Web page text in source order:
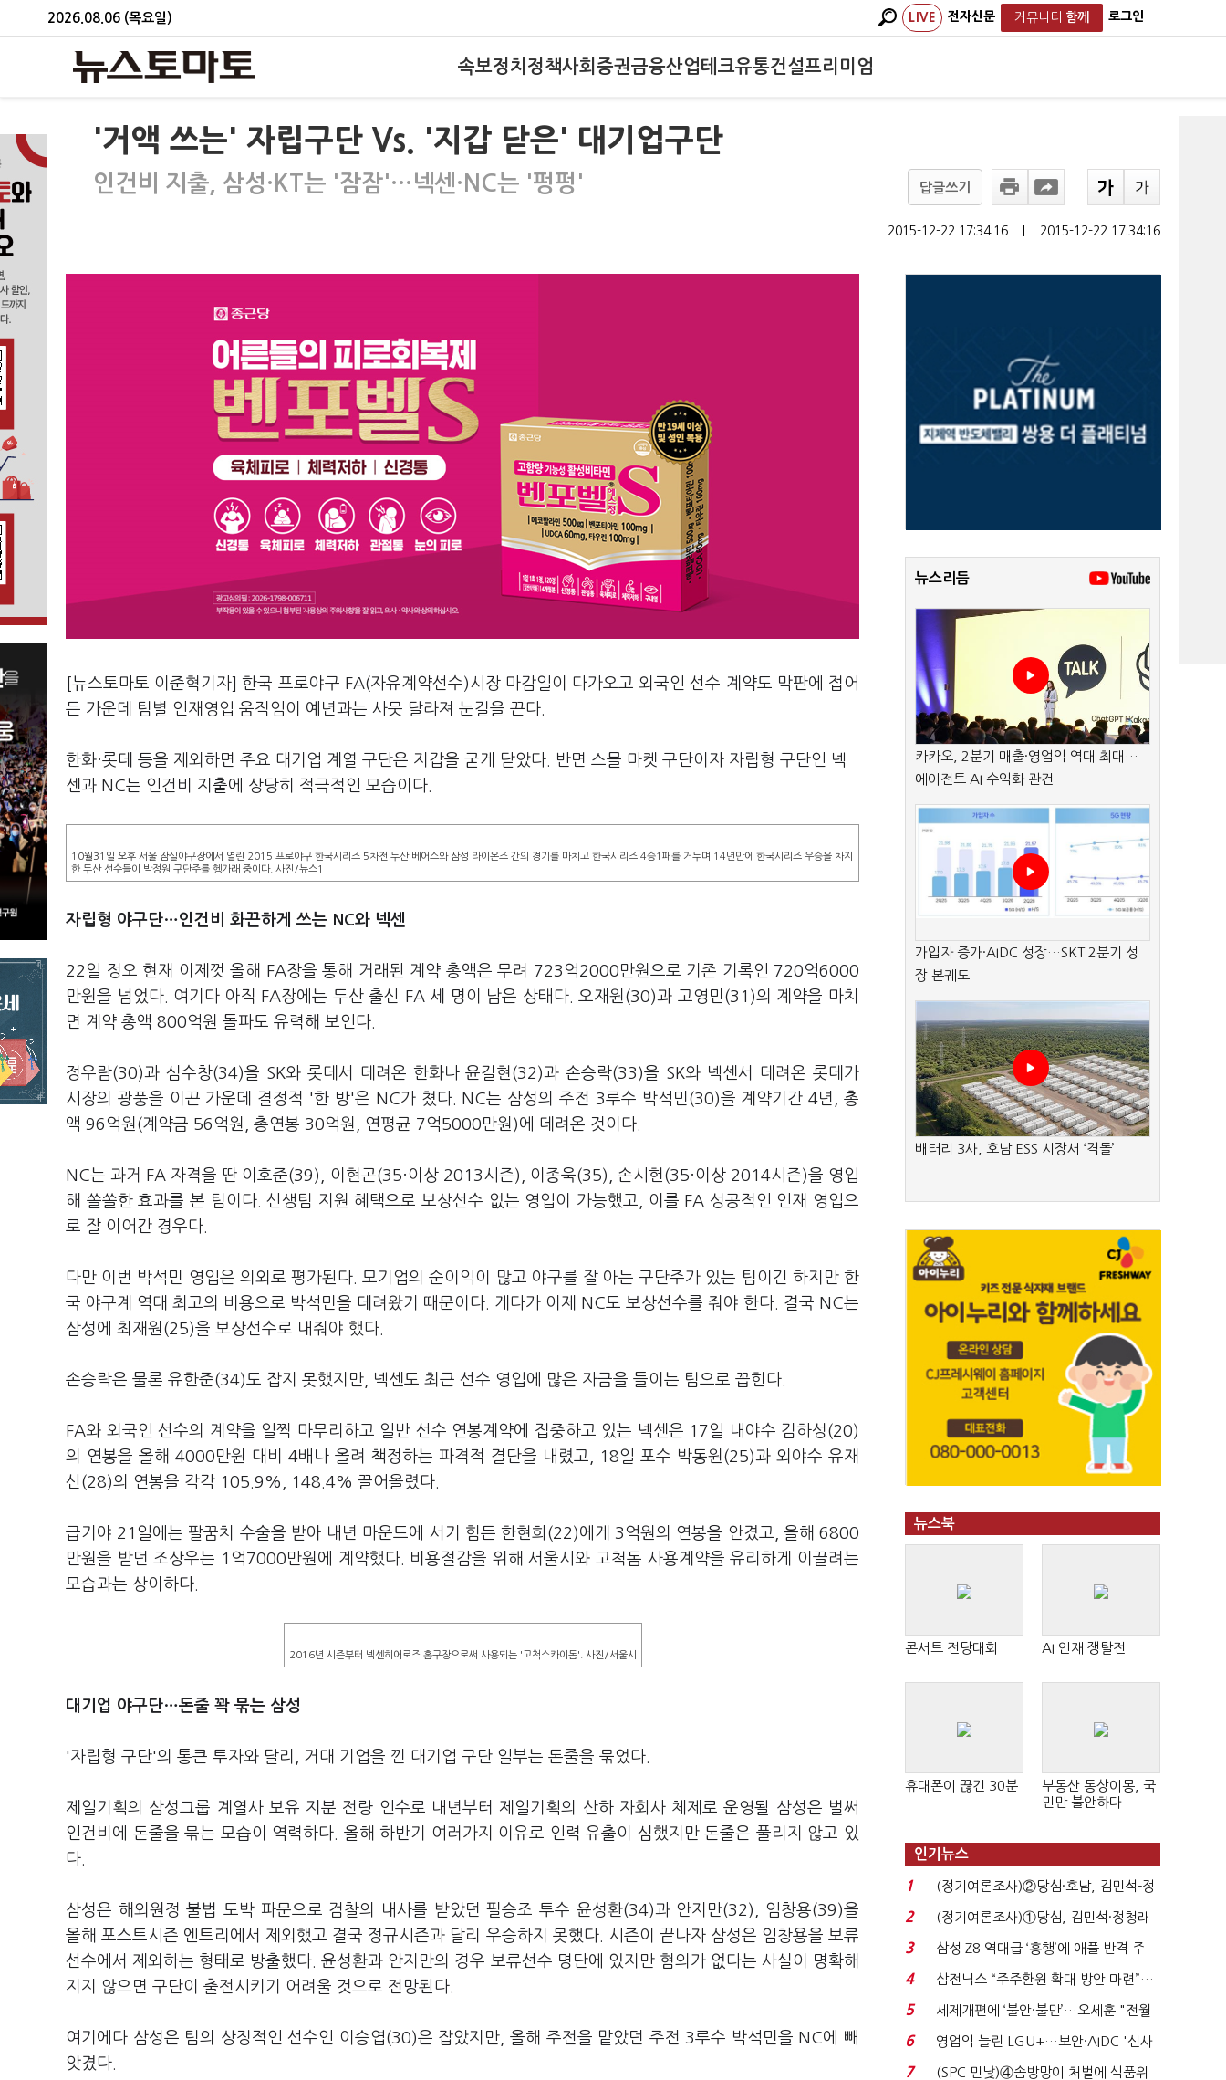
2026.08.06 (목요일) LIVE 전자신문 커뮤니티 함께 로그인
속보정치 정책사회 증권금융산업테크유통건설프리미엄
'거액 쓰는' 자립구단 Vs. '지갑 닫은' 대기업구단
인건비 지출, 삼성·KT는 '잠잠'…넥센·NC는 '펑펑' 답글쓰기
2015-12-22 17:34:16 2015-12-22 17:34:16
[뉴스토마토 이준혁기자] 한국 프로야구 FA(자유계약선수)시장 마감일이 다가오고 외국인 선수 계약도 막판에 접어
든 가운데 팀별 인재영입 움직임이 예년과는 사뭇 달라져 눈길을 끈다.
한화·롯데 등을 제외하면 주요 대기업 계열 구단은 지갑을 굳게 닫았다. 반면 스몰 마켓 구단이자 자립형 구단인 넥
센과 NC는 인건비 지출에 상당히 적극적인 모습이다.
10월31일 오후 서울 잠실야구장에서 열린 2015 프로야구 한국시리즈 5차전 두산 베어스와 삼성 라이온즈 간의 경기를 마치고 한국시리즈 4승1패를 거두며 14년만에 한국시리즈 우승을 차지
한 두산 선수들이 박정원 구단주를 헹가래 중이다. 사진/뉴스1
자립형 야구단…인건비 화끈하게 쓰는 NC와 넥센
22일 정오 현재 이제껏 올해 FA장을 통해 거래된 계약 총액은 무려 723억2000만원으로 기존 기록인 720억6000
만원을 넘었다. 여기다 아직 FA장에는 두산 출신 FA 세 명이 남은 상태다. 오재원(30)과 고영민(31)의 계약을 마치
면 계약 총액 800억원 돌파도 유력해 보인다.
정우람(30)과 심수창(34)을 SK와 롯데서 데려온 한화나 윤길현(32)과 손승락(33)을 SK와 넥센서 데려온 롯데가
시장의 광풍을 이끈 가운데 결정적 '한 방'은 NC가 쳤다. NC는 삼성의 주전 3루수 박석민(30)을 계약기간 4년, 총
액 96억원(계약금 56억원, 총연봉 30억원, 연평균 7억5000만원)에 데려온 것이다.
NC는 과거 FA 자격을 딴 이호준(39), 이현곤(35·이상 2013시즌), 이종욱(35), 손시헌(35·이상 2014시즌)을 영입
해 쏠쏠한 효과를 본 팀이다. 신생팀 지원 혜택으로 보상선수 없는 영입이 가능했고, 이를 FA 성공적인 인재 영입으
로 잘 이어간 경우다.
다만 이번 박석민 영입은 의외로 평가된다. 모기업의 순이익이 많고 야구를 잘 아는 구단주가 있는 팀이긴 하지만 한
국 야구계 역대 최고의 비용으로 박석민을 데려왔기 때문이다. 게다가 이제 NC도 보상선수를 줘야 한다. 결국 NC는
삼성에 최재원(25)을 보상선수로 내줘야 했다.
손승락은 물론 유한준(34)도 잡지 못했지만, 넥센도 최근 선수 영입에 많은 자금을 들이는 팀으로 꼽힌다.
FA와 외국인 선수의 계약을 일찍 마무리하고 일반 선수 연봉계약에 집중하고 있는 넥센은 17일 내야수 김하성(20)
의 연봉을 올해 4000만원 대비 4배나 올려 책정하는 파격적 결단을 내렸고, 18일 포수 박동원(25)과 외야수 유재
신(28)의 연봉을 각각 105.9%, 148.4% 끌어올렸다.
급기야 21일에는 팔꿈치 수술을 받아 내년 마운드에 서기 힘든 한현희(22)에게 3억원의 연봉을 안겼고, 올해 6800
만원을 받던 조상우는 1억7000만원에 계약했다. 비용절감을 위해 서울시와 고척돔 사용계약을 유리하게 이끌려는
모습과는 상이하다.
2016년 시즌부터 넥센히어로즈 홈구장으로써 사용되는 '고척스카이돔'. 사진/서울시
대기업 야구단…돈줄 꽉 묶는 삼성
'자립형 구단'의 통큰 투자와 달리, 거대 기업을 낀 대기업 구단 일부는 돈줄을 묶었다.
제일기획의 삼성그룹 계열사 보유 지분 전량 인수로 내년부터 제일기획의 산하 자회사 체제로 운영될 삼성은 벌써
인건비에 돈줄을 묶는 모습이 역력하다. 올해 하반기 여러가지 이유로 인력 유출이 심했지만 돈줄은 풀리지 않고 있
다.
삼성은 해외원정 불법 도박 파문으로 검찰의 내사를 받았던 필승조 투수 윤성환(34)과 안지만(32), 임창용(39)을
올해 포스트시즌 엔트리에서 제외했고 결국 정규시즌과 달리 우승하지 못했다. 시즌이 끝나자 삼성은 임창용을 보류
선수에서 제외하는 형태로 방출했다. 윤성환과 안지만의 경우 보류선수 명단에 있지만 혐의가 없다는 사실이 명확해
지지 않으면 구단이 출전시키기 어려울 것으로 전망된다.
여기에다 삼성은 팀의 상징적인 선수인 이승엽(30)은 잡았지만, 올해 주전을 맡았던 주전 3루수 박석민을 NC에 빼
앗겼다.
뉴스리듬
카카오, 2분기 매출·영업익 역대 최대…
에이전트 AI 수익화 관건
가입자 증가·AIDC 성장…SKT 2분기 성
장 본궤도
배터리 3사, 호남 ESS 시장서 ‘격돌’
뉴스북
콘서트 전당대회 AI 인재 쟁탈전
휴대폰이 끊긴 30분
부동산 동상이몽, 국
민만 불안하다
인기뉴스
1
(정기여론조사)②당심·호남, 김민석-정
청래 '초접전'...
2
(정기여론조사)①당심, 김민석·정청래
'초접전'…대통령 ...
3
삼성 Z8 역대급 ‘흥행’에 애플 반격 주
목…9월 ‘폴...
4
삼전닉스 “주주환원 확대 방안 마련”…
로이터에 성명...
5
세제개편에 ‘불안·불만’…오세훈 "전월
세 구하기 더 ...
6
영업익 늘린 LGU+…보안·AIDC '신사
업 드라이브'...
7
(SPC 민낯)④솜방망이 처벌에 식품위